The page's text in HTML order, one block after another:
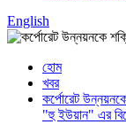
English
হোম
খবর
কর্পোরেট
"হু ইউয়ান" এর